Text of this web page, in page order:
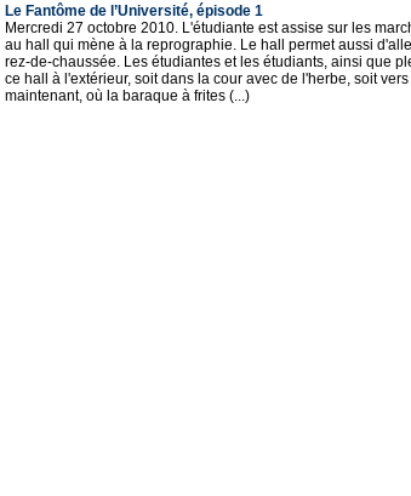
Le Fantôme de l’Université, épisode 1
Mercredi 27 octobre 2010. L'étudiante est assise sur les
au hall qui mène à la reprographie. Le hall permet aussi
rez-de-chaussée. Les étudiantes et les étudiants, ainsi que
ce hall à l'extérieur, soit dans la cour avec de l'herbe, soit
maintenant, où la baraque à frites (...)